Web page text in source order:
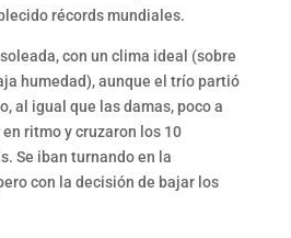
récords mundiales.
con un clima ideal (sobre
humedad), aunque el trío partió
al igual que las damas, poco a
ritmo y cruzaron los 10
Se iban turnando en la
con la decisión de bajar los